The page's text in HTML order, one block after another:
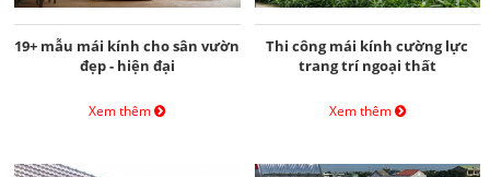
19+ mẫu mái kính cho sân vườn
đẹp - hiện đại
Xem thêm
Thi công mái kính cường lực
trang trí ngoại thất
Xem thêm